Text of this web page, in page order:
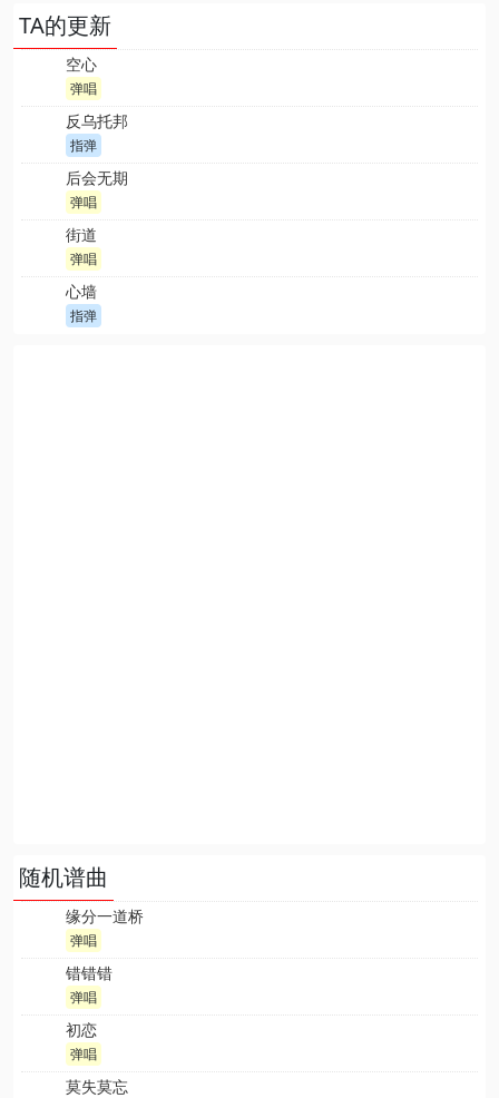
TA的更新
空心
弹唱
反乌托邦
指弹
后会无期
弹唱
街道
弹唱
心墙
指弹
随机谱曲
缘分一道桥
弹唱
错错错
弹唱
初恋
弹唱
莫失莫忘